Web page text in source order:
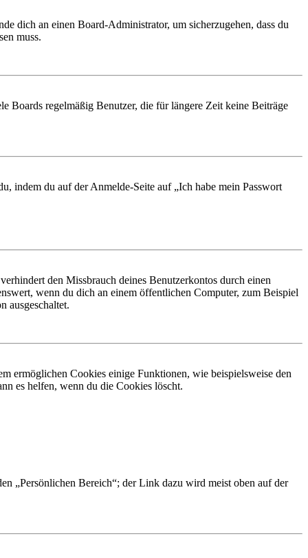
dich an einen Board-Administrator, um sicherzugehen, dass du
muss.
Boards regelmäßig Benutzer, die für längere Zeit keine Beiträge
indem du auf der Anmelde-Seite auf „Ich habe mein Passwort
den Missbrauch deines Benutzerkontos durch einen
wenn du dich an einem öffentlichen Computer, zum Beispiel
ausgeschaltet.
ermöglichen Cookies einige Funktionen, wie beispielsweise den
es helfen, wenn du die Cookies löscht.
„Persönlichen Bereich“; der Link dazu wird meist oben auf der